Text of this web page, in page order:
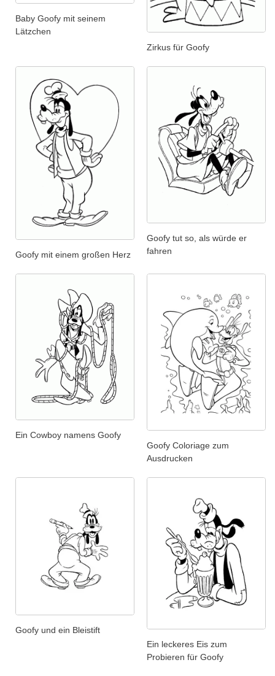
Baby Goofy mit seinem
Lätzchen
Zirkus für Goofy
Goofy mit einem großen Herz
Goofy tut so, als würde er
fahren
Ein Cowboy namens Goofy
Goofy Coloriage zum
Ausdrucken
Goofy und ein Bleistift
Ein leckeres Eis zum
Probieren für Goofy